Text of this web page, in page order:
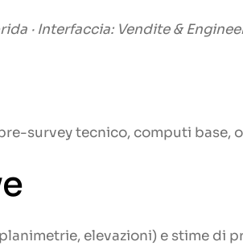
· Interfaccia: Vendite &
survey tecnico, computi
elevazioni) e stime di